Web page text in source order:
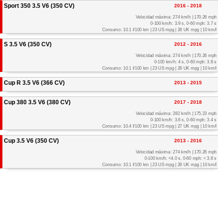
Sport 350 3.5 V6 (350 CV) 2016 - 2018
Velocidad máxima: 274 km/h | 170.26 mph
0-100 km/h: 3.9 s, 0-60 mph: 3.7 s
Consumo: 10.1 l/100 km | 23 US mpg | 28 UK mpg | 10 km/l
S 3.5 V6 (350 CV) 2012 - 2016
Velocidad máxima: 274 km/h | 170.26 mph
0-100 km/h: 4 s, 0-60 mph: 3.8 s
Consumo: 10.1 l/100 km | 23 US mpg | 28 UK mpg | 10 km/l
Cup R 3.5 V6 (366 CV) 2013 - 2015
Cup 380 3.5 V6 (380 CV) 2017 - 2018
Velocidad máxima: 282 km/h | 175.23 mph
0-100 km/h: 3.6 s, 0-60 mph: 3.4 s
Consumo: 10.4 l/100 km | 23 US mpg | 27 UK mpg | 10 km/l
Cup 3.5 V6 (350 CV) 2013 - 2016
Velocidad máxima: 274 km/h | 170.26 mph
0-100 km/h: <4.0 s, 0-60 mph: < 3.8 s
Consumo: 10.1 l/100 km | 23 US mpg | 28 UK mpg | 10 km/l